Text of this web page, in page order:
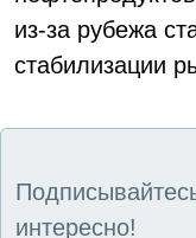
из-за рубежа
стабилизации
интересно!